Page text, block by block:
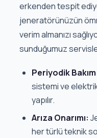
erkenden tespit
jeneratörünüzün
verim almanızı
sunduğumuz
Periyodik
sistemi ve
yapılır.
Arıza Onarımı:
her türlü teknik